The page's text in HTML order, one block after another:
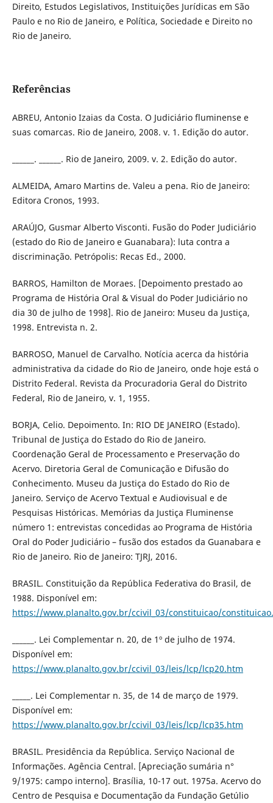
Direito, Estudos Legislativos, Instituições Jurídicas em São
Paulo e no Rio de Janeiro, e Política, Sociedade e Direito no
Rio de Janeiro.
Referências
ABREU, Antonio Izaias da Costa. O Judiciário fluminense e
suas comarcas. Rio de Janeiro, 2008. v. 1. Edição do autor.
______. ______. Rio de Janeiro, 2009. v. 2. Edição do autor.
ALMEIDA, Amaro Martins de. Valeu a pena. Rio de Janeiro:
Editora Cronos, 1993.
ARAÚJO, Gusmar Alberto Visconti. Fusão do Poder Judiciário
(estado do Rio de Janeiro e Guanabara): luta contra a
discriminação. Petrópolis: Recas Ed., 2000.
BARROS, Hamilton de Moraes. [Depoimento prestado ao
Programa de História Oral & Visual do Poder Judiciário no
dia 30 de julho de 1998]. Rio de Janeiro: Museu da Justiça,
1998. Entrevista n. 2.
BARROSO, Manuel de Carvalho. Notícia acerca da história
administrativa da cidade do Rio de Janeiro, onde hoje está o
Distrito Federal. Revista da Procuradoria Geral do Distrito
Federal, Rio de Janeiro, v. 1, 1955.
BORJA, Celio. Depoimento. In: RIO DE JANEIRO (Estado).
Tribunal de Justiça do Estado do Rio de Janeiro.
Coordenação Geral de Processamento e Preservação do
Acervo. Diretoria Geral de Comunicação e Difusão do
Conhecimento. Museu da Justiça do Estado do Rio de
Janeiro. Serviço de Acervo Textual e Audiovisual e de
Pesquisas Históricas. Memórias da Justiça Fluminense
número 1: entrevistas concedidas ao Programa de História
Oral do Poder Judiciário – fusão dos estados da Guanabara e
Rio de Janeiro. Rio de Janeiro: TJRJ, 2016.
BRASIL. Constituição da República Federativa do Brasil, de
1988. Disponível em:
https://www.planalto.gov.br/ccivil_03/constituicao/
______. Lei Complementar n. 20, de 1º de julho de 1974.
Disponível em:
https://www.planalto.gov.br/ccivil_03/leis/lcp/lcp20.htm
_____. Lei Complementar n. 35, de 14 de março de 1979.
Disponível em:
https://www.planalto.gov.br/ccivil_03/leis/lcp/lcp35.htm
BRASIL. Presidência da República. Serviço Nacional de
Informações. Agência Central. [Apreciação sumária n°
9/1975: campo interno]. Brasília, 10-17 out. 1975a. Acervo do
Centro de Pesquisa e Documentação da Fundação Getúlio